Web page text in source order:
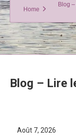
Home
Blog
Blog – Lire
Août 7, 2026